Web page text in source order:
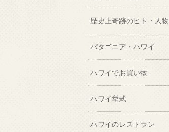
歴史上奇跡のヒト・人物
パタゴニア・ハワイ
ハワイでお買い物
ハワイ挙式
ハワイのレストラン